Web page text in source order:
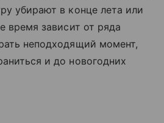
убирают в конце лета или
время зависит от ряда
неподходящий момент,
и до новогодних